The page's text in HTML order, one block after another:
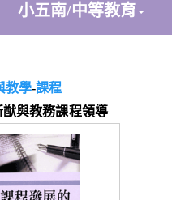
小五南/中等教育
教學-課程
與教務課程領導